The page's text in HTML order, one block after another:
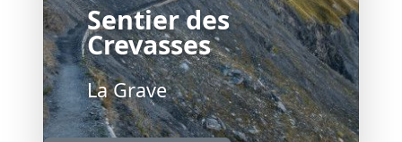
Sentier des
Crevasses
La Grave